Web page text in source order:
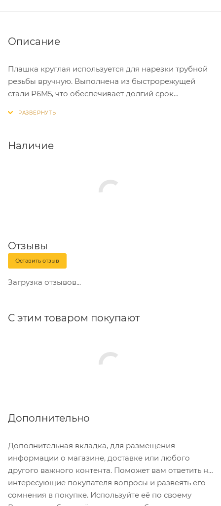
Описание
Плашка круглая используется для нарезки трубной
резьбы вручную. Выполнена из быстрорежущей
стали Р6М5, что обеспечивает долгий срок
Наличие
Отзывы
Оставить отзыв
Загрузка отзывов...
С этим товаром покупают
Дополнительно
Дополнительная вкладка, для размещения
информации о магазине, доставке или любого
другого важного контента. Поможет вам ответить на
интересующие покупателя вопросы и развеять его
сомнения в покупке. Используйте её по своему